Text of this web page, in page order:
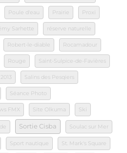
Poule d'eau Prairie Proxi
Sarhette réserve naturelle
Robert-le-diable Rocamadour
Rouge Saint-Sulpice-de-Favières
Salins des Pesqiers
Séance Photo
FMX Site Olkuma Ski
Sortie Cisba Soulac sur Mer
Sport nautique St. Mark's Square